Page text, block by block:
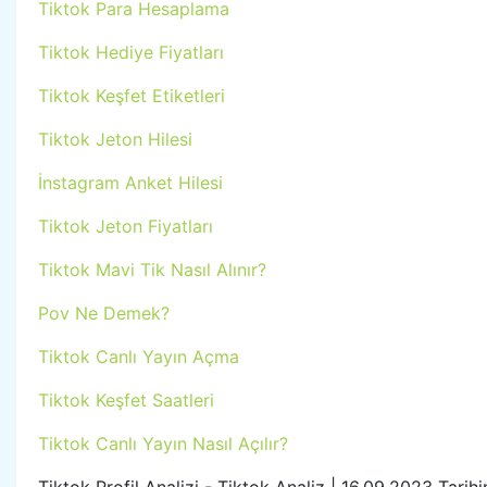
Tiktok Para Hesaplama
Tiktok Hediye Fiyatları
Tiktok Keşfet Etiketleri
Tiktok Jeton Hilesi
İnstagram Anket Hilesi
Tiktok Jeton Fiyatları
Tiktok Mavi Tik Nasıl Alınır?
Pov Ne Demek?
Tiktok Canlı Yayın Açma
Tiktok Keşfet Saatleri
Tiktok Canlı Yayın Nasıl Açılır?